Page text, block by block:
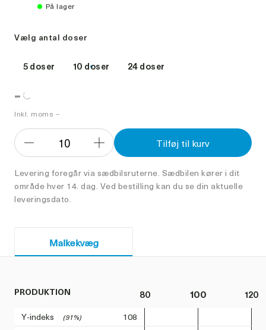
På lager
Vælg antal doser
5 doser 10 doser 24 doser
-
Inkl. moms –
Formindsk
10
Forøg
Tilføj til kurv
Levering foregår via sædbilsruterne. Sædbilen kører i dit
område hver 14. dag. Ved bestilling kan du se din aktuelle
leveringsdato.
Malkekvæg
PRODUKTION 80 100 120
Y-indeks (91%)
108